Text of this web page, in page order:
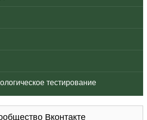
тестирование
Вконтакте